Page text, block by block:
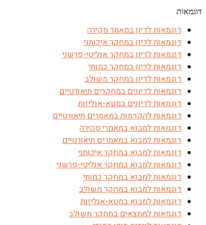
דוגמאות
דוגמאות לדיון במאמר סקירה
דוגמאות לדיון במחקר איכותני
דוגמאות לדיון במחקר אנליטי-פרשני
דוגמאות לדיון במחקר כמותי
דוגמאות לדיון במחקר משולב
דוגמאות לדיונים במחקרים תיאורטיים
דוגמאות לדיונים במטא-אנליזות
דוגמאות להקדמות במאמרים תיאורטיים
דוגמאות למבוא במאמרי סקירה
דוגמאות למבוא במאמרים תיאורטיים
דוגמאות למבוא במחקר איכותני
דוגמאות למבוא במחקר אנליטי-פרשני
דוגמאות למבוא במחקר כמותי
דוגמאות למבוא במחקר משולב
דוגמאות למבוא במטא-אנליזות
דוגמאות לממצאים במחקר משולב